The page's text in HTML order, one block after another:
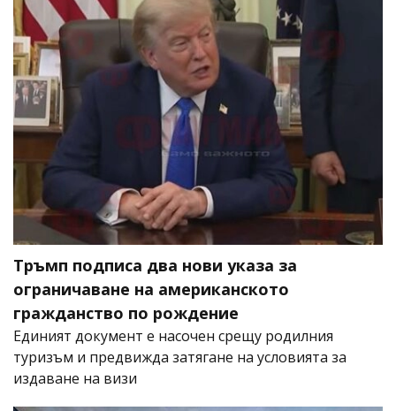
Тръмп подписа два нови указа за
ограничаване на американското
гражданство по рождение
Единият документ е насочен срещу родилния
туризъм и предвижда затягане на условията за
издаване на визи